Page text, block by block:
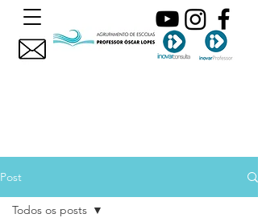
Post
Todos os posts